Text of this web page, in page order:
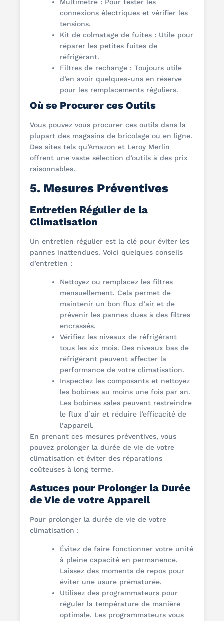
connexions électriques et vérifier les
tensions.
Kit de colmatage de fuites : Utile pour
réparer les petites fuites de
réfrigérant.
Filtres de rechange : Toujours utile
d’en avoir quelques-uns en réserve
pour les remplacements réguliers.
Où se Procurer ces Outils
Vous pouvez vous procurer ces outils dans la
plupart des magasins de bricolage ou en ligne.
Des sites tels qu’Amazon et Leroy Merlin
offrent une vaste sélection d’outils à des prix
raisonnables.
5. Mesures Préventives
Entretien Régulier de la
Climatisation
Un entretien régulier est la clé pour éviter les
pannes inattendues. Voici quelques conseils
d’entretien :
Nettoyez ou remplacez les filtres
mensuellement. Cela permet de
maintenir un bon flux d’air et de
prévenir les pannes dues à des filtres
encrassés.
Vérifiez les niveaux de réfrigérant
tous les six mois. Des niveaux bas de
réfrigérant peuvent affecter la
performance de votre climatisation.
Inspectez les composants et nettoyez
les bobines au moins une fois par an.
Les bobines sales peuvent restreindre
le flux d’air et réduire l’efficacité de
l’appareil.
En prenant ces mesures préventives, vous
pouvez prolonger la durée de vie de votre
climatisation et éviter des réparations
coûteuses à long terme.
Astuces pour Prolonger la Durée
de Vie de votre Appareil
Pour prolonger la durée de vie de votre
climatisation :
Évitez de faire fonctionner votre unité
à pleine capacité en permanence.
Laissez des moments de repos pour
éviter une usure prématurée.
Utilisez des programmateurs pour
réguler la température de manière
optimale. Les programmateurs vous